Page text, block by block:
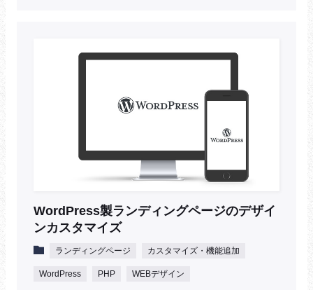
WordPress製ランディングページのデザイ
ンカスタマイズ
ランディングページ カスタマイズ・機能追加
WordPress PHP WEBデザイン